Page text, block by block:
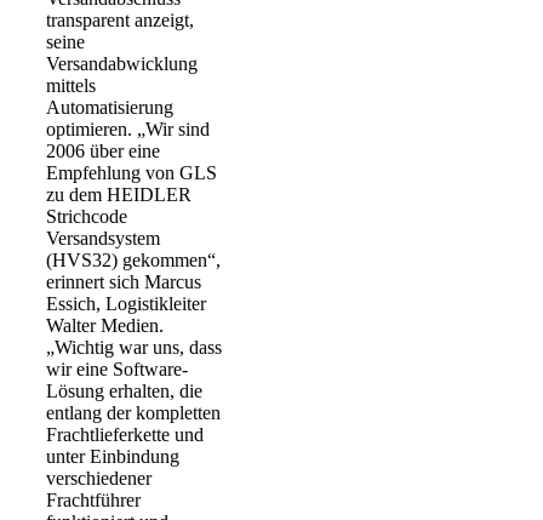
transparent anzeigt,
seine
Versandabwicklung
mittels
Automatisierung
optimieren. „Wir sind
2006 über eine
Empfehlung von GLS
zu dem HEIDLER
Strichcode
Versandsystem
(HVS32) gekommen“,
erinnert sich Marcus
Essich, Logistikleiter
Walter Medien.
„Wichtig war uns, dass
wir eine Software-
Lösung erhalten, die
entlang der kompletten
Frachtlieferkette und
unter Einbindung
verschiedener
Frachtführer